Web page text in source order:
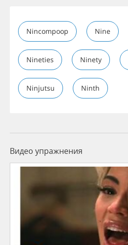
Nincompoop Nine
Nineties Ninety
Ninjutsu Ninth
Видео упражнения